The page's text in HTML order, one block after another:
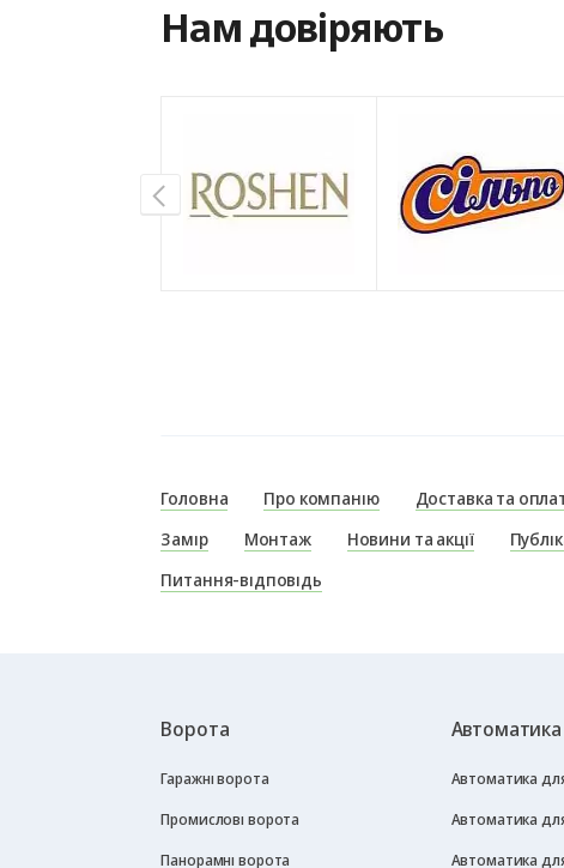
Нам довіряють
Головна Про компанію Доставка та
Замір
Монтаж Новини та акції
Питання-відповідь
Ворота
Гаражні ворота
Промислові ворота
Панорамні ворота
Автоматика
Автоматика
Автоматика
Автоматика